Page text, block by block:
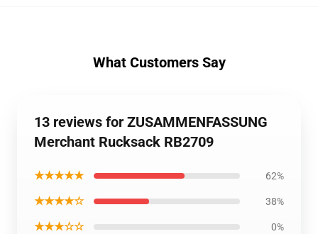
What Customers Say
13 reviews for ZUSAMMENFASSUNG
Merchant Rucksack RB2709
★★★★★ 62%
★★★★☆ 38%
★★★☆☆ 0%